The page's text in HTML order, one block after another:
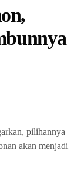
pilihannya
akan menjadi